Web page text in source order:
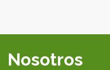
Nosotros